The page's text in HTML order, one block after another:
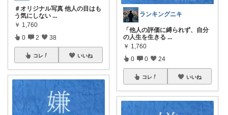
＃オリジナル写真 他人の目はも
う気にしない ...
￥ 1,760
0 2 38
コレ いいね
ランキングニキ
「他人の評価に縛られず、自分
の人生を生きる ...
￥ 1,760
0 0 24
コレ いいね